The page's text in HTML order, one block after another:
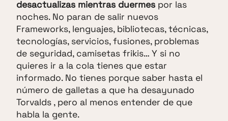
desactualizas mientras duermes por las
noches. No paran de salir nuevos
Frameworks, lenguajes, bibliotecas, técnicas,
tecnologías, servicios, fusiones, problemas
de seguridad, camisetas frikis… Y si no
quieres ir a la cola tienes que estar
informado. No tienes porque saber hasta el
número de galletas a que ha desayunado
Torvalds , pero al menos entender de que
habla la gente.